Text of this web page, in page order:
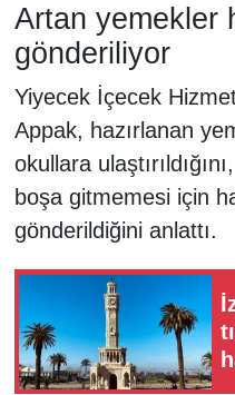
Artan yemekler
gönderiliyor
Yiyecek İçecek
Appak, hazırlanan
okullara
boşa gitmemesi için
gönderildiğini anlattı.